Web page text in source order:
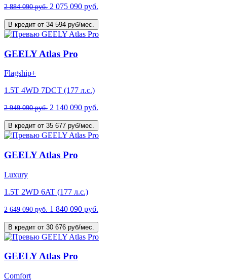
2 884 090 руб. 2 075 090 руб.
В кредит от 34 594 руб/мес.
GEELY Atlas Pro
Flagship+
1.5T 4WD 7DCT (177 л.с.)
2 949 090 руб. 2 140 090 руб.
В кредит от 35 677 руб/мес.
GEELY Atlas Pro
Luxury
1.5T 2WD 6AT (177 л.с.)
2 649 090 руб. 1 840 090 руб.
В кредит от 30 676 руб/мес.
GEELY Atlas Pro
Comfort